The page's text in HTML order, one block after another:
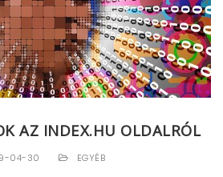
AZ INDEX.HU OLDALRÓL
04-30 EGYÉB